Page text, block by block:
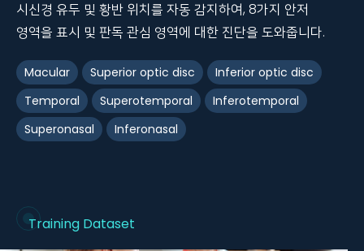
시신경 유두 및 황반 위치를 자동 감지하여, 8가지 안저
영역을 표시 및 판독 관심 영역에 대한 진단을 도와줍니다.
Macular Superior optic disc
Inferior optic disc
Temporal
Superotemporal
Inferotemporal
Superonasal
Inferonasal
Training Dataset